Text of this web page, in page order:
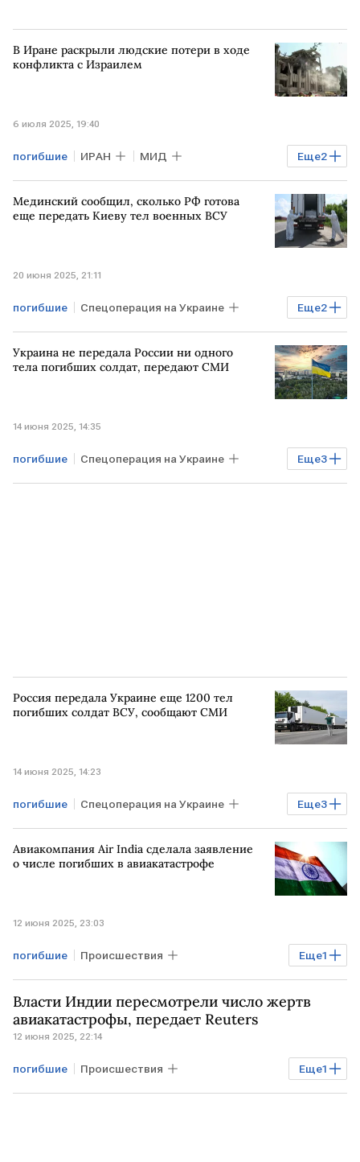
В Иране раскрыли людские потери в ходе
конфликта с Израилем
6 июля 2025, 19:40
Еще2
погибшие ИРАН МИД
пострадавшие конфликт
Мединский сообщил, сколько РФ готова
еще передать Киеву тел военных ВСУ
20 июня 2025, 21:11
Еще2
погибшие Спецоперация на Украине
Владимир Мединский ВСУ
Украина не передала России ни одного
тела погибших солдат, передают СМИ
14 июня 2025, 14:35
Еще3
погибшие Спецоперация на Украине
УКРАИНА РОССИЯ ВС РФ
Россия передала Украине еще 1200 тел
погибших солдат ВСУ, сообщают СМИ
14 июня 2025, 14:23
Еще3
погибшие Спецоперация на Украине
РОССИЯ УКРАИНА ВСУ
Авиакомпания Air India сделала заявление
о числе погибших в авиакатастрофе
12 июня 2025, 23:03
Еще1
погибшие Происшествия
авиакатастрофа
Власти Индии пересмотрели число жертв
авиакатастрофы, передает Reuters
12 июня 2025, 22:14
Еще1
погибшие Происшествия
авиакатастрофа